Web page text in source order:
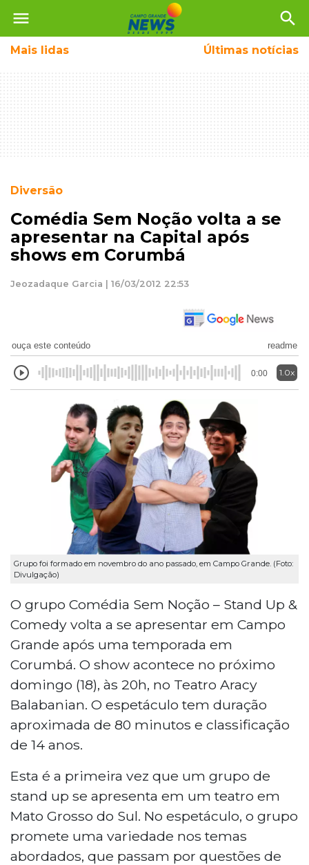
menu search
Mais lidas Últimas notícias
Diversão
Comédia Sem Noção volta a se
apresentar na Capital após
shows em Corumbá
Jeozadaque Garcia | 16/03/2012 22:53
ouça este conteúdo readme
0:00 1.0x
Grupo foi formado em novembro do ano passado, em Campo Grande. (Foto:
Divulgação)
O grupo Comédia Sem Noção – Stand Up &
Comedy volta a se apresentar em Campo
Grande após uma temporada em
Corumbá. O show acontece no próximo
domingo (18), às 20h, no Teatro Aracy
Balabanian. O espetáculo tem duração
aproximada de 80 minutos e classificação
de 14 anos.
Esta é a primeira vez que um grupo de
stand up se apresenta em um teatro em
Mato Grosso do Sul. No espetáculo, o grupo
promete uma variedade nos temas
abordados, que passam por questões de